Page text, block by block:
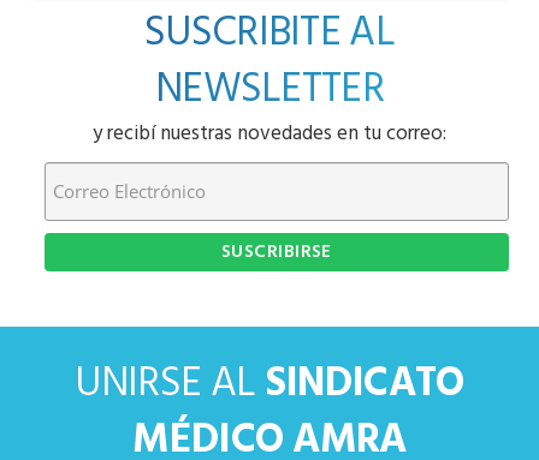
SUSCRIBITE AL
NEWSLETTER
y recibí nuestras novedades en tu correo:
UNIRSE ALSINDICATO
MÉDICO AMRA